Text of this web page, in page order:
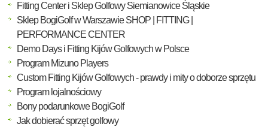
Fitting Center i Sklep Golfowy Siemianowice Śląskie
Sklep BogiGolf w Warszawie SHOP | FITTING |
PERFORMANCE CENTER
Demo Days i Fitting Kijów Golfowych w Polsce
Program Mizuno Players
Custom Fitting Kijów Golfowych - prawdy i mity o doborze sprzętu
Program lojalnościowy
Bony podarunkowe BogiGolf
Jak dobierać sprzęt golfowy